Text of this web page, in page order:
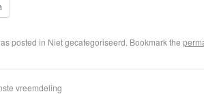
posted in Niet gecategoriseerd. Bookmark the
vreemdeling